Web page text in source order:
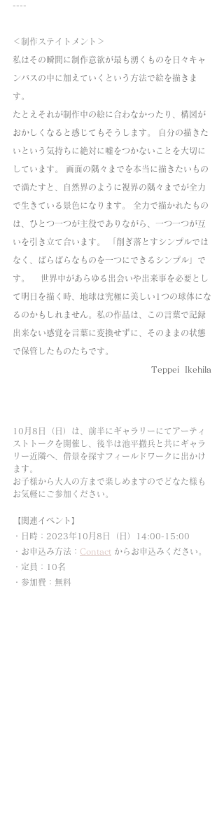
----
＜制作ステイトメント＞
私はその瞬間に制作意欲が最も湧くものを日々キャ
ンバスの中に加えていくという方法で絵を描きま
す。
たとえそれが制作中の絵に合わなかったり、構図が
おかしくなると感じてもそうします。 自分の描きた
いという気持ちに絶対に嘘をつかないことを大切に
しています。 画面の隅々までを本当に描きたいもの
で満たすと、自然界のように視界の隅々までが全力
で生きている景色になります。 全力で描かれたもの
は、ひとつ一つが主役でありながら、一つ一つが互
いを引き立て合います。 「削ぎ落とすシンプルでは
なく、ばらばらなものを一つにできるシンプル」で
す。　 世界中があらゆる出会いや出来事を必要とし
て明日を描く時、地球は究極に美しい1つの球体にな
るのかもしれません。私の作品は、この言葉で記録
出来ない感覚を言葉に変換せずに、そのままの状態
で保管したものたちです。
Teppei  Ikehila
10月8日（日）は、前半にギャラリーにてアーティ
ストトークを開催し、後半は池平撤兵と共にギャラ
リー近隣へ、借景を探すフィールドワークに出かけ
ます。
お子様から大人の方まで楽しめますのでどなた様も
お気軽にご参加ください。
【関連イベント】
・日時：2023年10月8日（日）14:00-15:00
・お申込み方法： Contact からお申込みください。
・定員：10名
・参加費：無料